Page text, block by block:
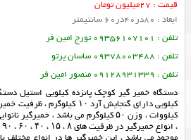
قیمت : 27میلیون تومان
ابعاد : 80در40در60 سانتیمتر
تلفن : 09356107101 تورج امین فر
تلفن : 09378003488 ساسان پرتو
تلفن : 09128931339 منصور امین فر
کیلووات ، وزن ۵۰ کیلوگرم می باشد ،